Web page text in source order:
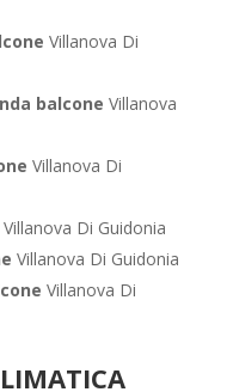
Villanova Di
balcone Villanova
Villanova Di
Villanova Di Guidonia
Villanova Di Guidonia
Villanova Di